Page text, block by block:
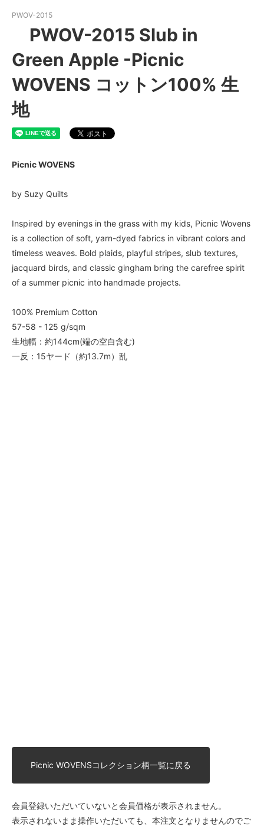
PWOV-2015
PWOV-2015 Slub in
Green Apple -Picnic
WOVENS コットン100% 生
地
Picnic WOVENS
by Suzy Quilts
Inspired by evenings in the grass with my kids, Picnic Wovens
is a collection of soft, yarn-dyed fabrics in vibrant colors and
timeless weaves. Bold plaids, playful stripes, slub textures,
jacquard birds, and classic gingham bring the carefree spirit
of a summer picnic into handmade projects.
100% Premium Cotton
57-58 - 125 g/sqm
生地幅：約144cm(端の空白含む)
一反：15ヤード（約13.7m）乱
Picnic WOVENSコレクション柄一覧に戻る
会員登録いただいていないと会員価格が表示されません。
表示されないまま操作いただいても、本注文となりませんのでご